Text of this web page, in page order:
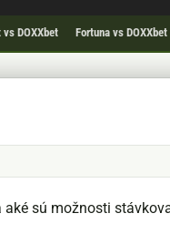
DOXXbet Fortuna vs DOXXbet
sú možnosti